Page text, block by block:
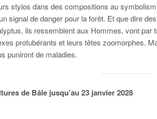
stylos dans des compositions au
signal de danger pour la forêt. Et que dire
ils ressemblent aux Hommes, vont
protubérants et leurs têtes zoomorphes.
puniront de maladies.
de Bâle jusqu’au 23 janvier 2028